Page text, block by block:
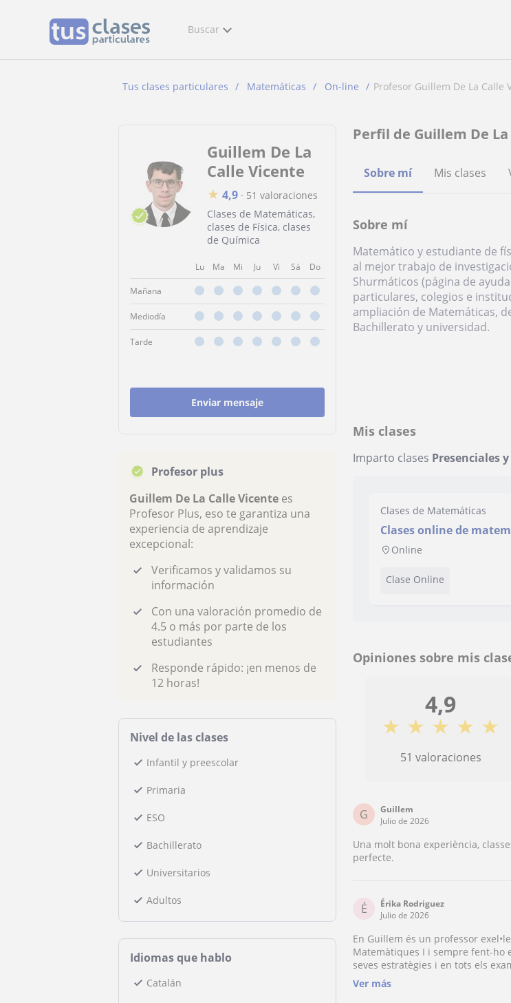
Buscar
Tus clases particulares Matemáticas On-line Profesor Guillem De La Calle
Guillem De La
Calle Vicente
★ 4,9 · 51 valoraciones
Clases de Matemáticas,
clases de Física, clases
de Química
Lu Ma Mi Ju Vi Sá Do
Mañana
Mediodía
Tarde
Enviar mensaje
Profesor plus
Guillem De La Calle Vicente es
Profesor Plus, eso te garantiza una
experiencia de aprendizaje
excepcional:
Verificamos y validamos su
información
Con una valoración promedio de
4.5 o más por parte de los
estudiantes
Responde rápido: ¡en menos de
12 horas!
Nivel de las clases
Infantil y preescolar
Primaria
ESO
Bachillerato
Universitarios
Adultos
Idiomas que hablo
Catalán
Perfil de Guillem De
Sobre mí Mis clases
Sobre mí
Matemático y estudiante de
al mejor trabajo de
Shurmáticos (página de
particulares, colegios e
ampliación de Matemáticas,
Bachillerato y universidad.
Mis clases
Imparto clases Presenciales
Clases de Matemáticas
Clases online de
Online
Clase Online
Opiniones sobre mis
4,9
★ ★ ★ ★ ★
51 valoraciones
G
Guillem
Julio de 2026
Una molt bona experiència,
perfecte.
É
Érika Rodriguez
Julio de 2026
En Guillem és un professor
Matemàtiques I i sempre fent-ho
seves estratègies i en tots els
Whatsapp si un cop acabades
amable i té molta paciencia. El
Ver más